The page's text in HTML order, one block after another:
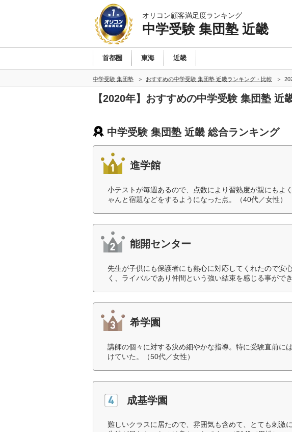
オリコン顧客満足度ランキング
中学受験 集団塾 近畿
首都圏 東海 近畿
中学受験 集団塾 おすすめの中学受験 集団塾 近畿ランキング・比較
【2020年】おすすめの中学受験 集団塾 近
中学受験 集団塾 近畿 総合ランキング
進学館
小テストが毎週あるので、点数により習熟度が親にもよ
ゃんと宿題などをするようになった点。（40代／女性）
能開センター
先生が子供にも保護者にも熱心に対応してくれたので安
く、ライバルであり仲間という強い結束を感じる事がで
希学園
講師の個々に対する決め細やかな指導。特に受験直前に
けていた。（50代／女性）
成基学園
難しいクラスに居たので、雰囲気も含めて、とても刺激